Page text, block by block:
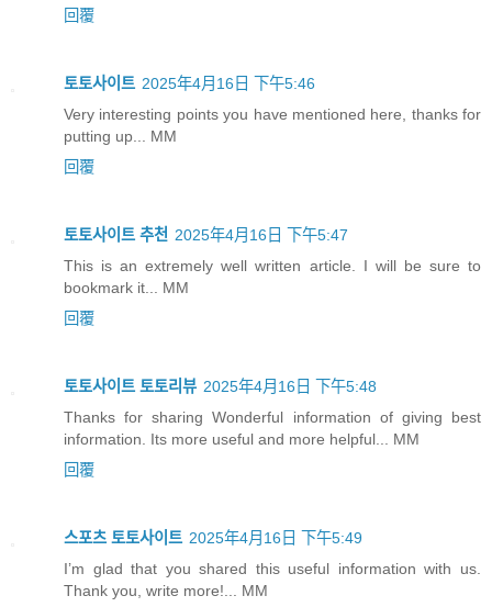
回覆
토토사이트 2025年4月16日 下午5:46
Very interesting points you have mentioned here, thanks for
putting up... MM
回覆
토토사이트 추천 2025年4月16日 下午5:47
This is an extremely well written article. I will be sure to
bookmark it... MM
回覆
토토사이트 토토리뷰 2025年4月16日 下午5:48
Thanks for sharing Wonderful information of giving best
information. Its more useful and more helpful... MM
回覆
스포츠 토토사이트 2025年4月16日 下午5:49
I’m glad that you shared this useful information with us.
Thank you, write more!... MM